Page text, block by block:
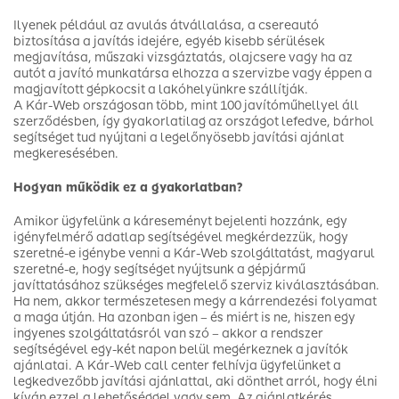
Ilyenek például az avulás átvállalása, a csereautó
biztosítása a javítás idejére, egyéb kisebb sérülések
megjavítása, műszaki vizsgáztatás, olajcsere vagy ha az
autót a javító munkatársa elhozza a szervizbe vagy éppen a
magjavított gépkocsit a lakóhelyünkre szállítják.
A Kár-Web országosan több, mint 100 javítóműhellyel áll
szerződésben, így gyakorlatilag az országot lefedve, bárhol
segítséget tud nyújtani a legelőnyösebb javítási ajánlat
megkeresésében.
Hogyan működik ez a gyakorlatban?
Amikor ügyfelünk a káreseményt bejelenti hozzánk, egy
igényfelmérő adatlap segítségével megkérdezzük, hogy
szeretné-e igénybe venni a Kár-Web szolgáltatást, magyarul
szeretné-e, hogy segítséget nyújtsunk a gépjármű
javíttatásához szükséges megfelelő szerviz kiválasztásában.
Ha nem, akkor természetesen megy a kárrendezési folyamat
a maga útján. Ha azonban igen – és miért is ne, hiszen egy
ingyenes szolgáltatásról van szó – akkor a rendszer
segítségével egy-két napon belül megérkeznek a javítók
ajánlatai. A Kár-Web call center felhívja ügyfelünket a
legkedvezőbb javítási ajánlattal, aki dönthet arról, hogy élni